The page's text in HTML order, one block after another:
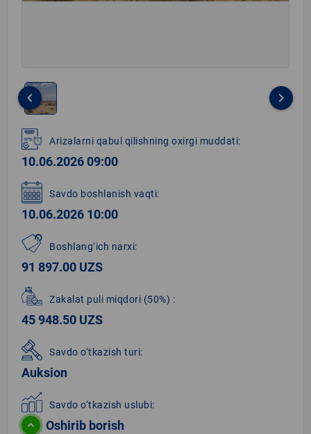
1
of
1
keyboard_arrow_left keyboard_arrow_right
Arizalarni qabul qilishning oxirgi muddati:
10.06.2026 09:00
Savdo boshlanish vaqti:
10.06.2026 10:00
Boshlang‘ich narxi:
91 897.00 UZS
Zakalat puli miqdori (50%) :
45 948.50 UZS
Savdo o‘tkazish turi:
Auksion
Savdo o‘tkazish uslubi:
Oshirib borish